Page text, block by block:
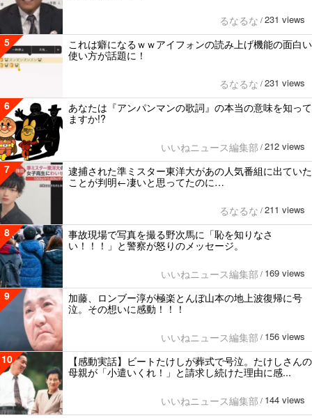
るなるな / 231 views
5
これは癖になるｗｗアイフォンの読み上げ機能の面白い
使い方が話題に！
るなるな / 231 views
6
あなたは『アンパンマンの歌詞』の本当の意味を知って
ますか!?
いいねニュース編集部 / 212 views
7
逮捕された準ミスター東洋大があの人気番組に出ていた
ことが判明←凄いと思ってたのに…
るなるな / 211 views
8
事故現場で写真を撮る野次馬に「恥を知りなさ
い！！！」と警察が怒りのメッセージ。
いいねニュース編集部 / 169 views
9
加藤、ロンブー淳が極楽とんぼ山本の地上波復帰に号
泣。その想いに感動！！！
いいねニュース編集部 / 156 views
10
【感動実話】ビートたけしが葬式で号泣。たけしさんの
母親が「小遣いくれ！」と請求し続けた理由に感...
いいねニュース編集部 / 144 views